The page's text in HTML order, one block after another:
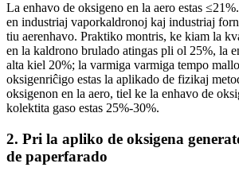
La enhavo de oksigeno en la aero estas
en industriaj vaporkaldronoj kaj industriaj
tiu aerenhavo. Praktiko montris, ke kiam la
en la kaldrono brulado atingas pli ol 25%, la
alta kiel 20%; la varmiga varmiga tempo
oksigenriĉigo estas la aplikado de fizikaj
oksigenon en la aero, tiel ke la enhavo de
kolektita gaso estas 25%-30%.
2. Pri la apliko de oksigena
de paperfarado